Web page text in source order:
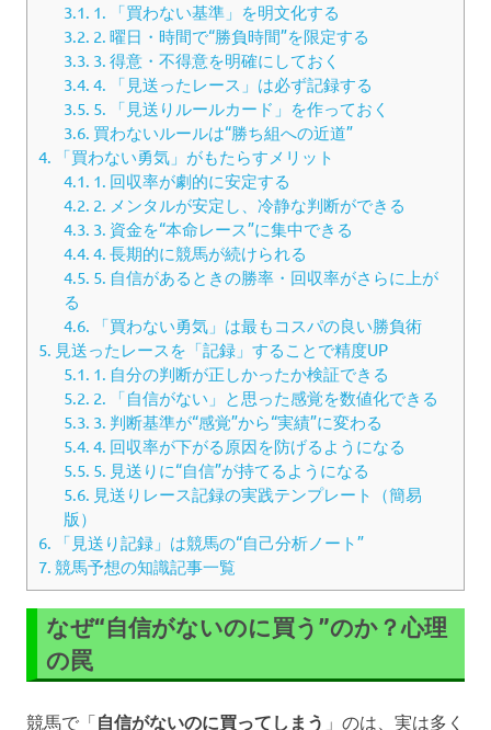
3.1. 1. 「買わない基準」を明文化する
3.2. 2. 曜日・時間で“勝負時間”を限定する
3.3. 3. 得意・不得意を明確にしておく
3.4. 4. 「見送ったレース」は必ず記録する
3.5. 5. 「見送りルールカード」を作っておく
3.6. 買わないルールは“勝ち組への近道”
4. 「買わない勇気」がもたらすメリット
4.1. 1. 回収率が劇的に安定する
4.2. 2. メンタルが安定し、冷静な判断ができる
4.3. 3. 資金を“本命レース”に集中できる
4.4. 4. 長期的に競馬が続けられる
4.5. 5. 自信があるときの勝率・回収率がさらに上が
る
4.6. 「買わない勇気」は最もコスパの良い勝負術
5. 見送ったレースを「記録」することで精度UP
5.1. 1. 自分の判断が正しかったか検証できる
5.2. 2. 「自信がない」と思った感覚を数値化できる
5.3. 3. 判断基準が“感覚”から“実績”に変わる
5.4. 4. 回収率が下がる原因を防げるようになる
5.5. 5. 見送りに“自信”が持てるようになる
5.6. 見送りレース記録の実践テンプレート（簡易
版）
6. 「見送り記録」は競馬の“自己分析ノート”
7. 競馬予想の知識記事一覧
なぜ“自信がないのに買う”のか？心理
の罠
競馬で「自信がないのに買ってしまう 」のは、実は多く